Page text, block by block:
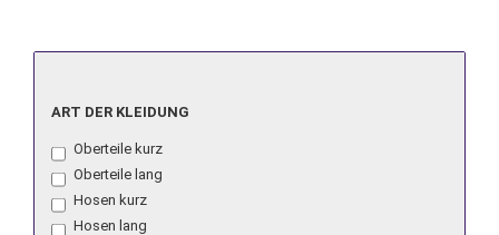
ART
KLEIDUNG
ART DER KLEIDUNG
Oberteile kurz
Oberteile lang
Hosen kurz
Hosen lang